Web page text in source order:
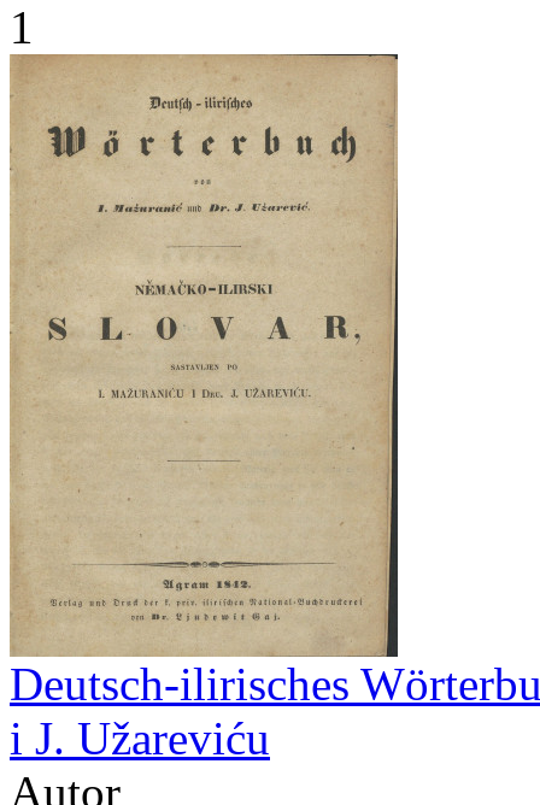
1
Deutsch-ilirisches
i J. Užareviću
Autor